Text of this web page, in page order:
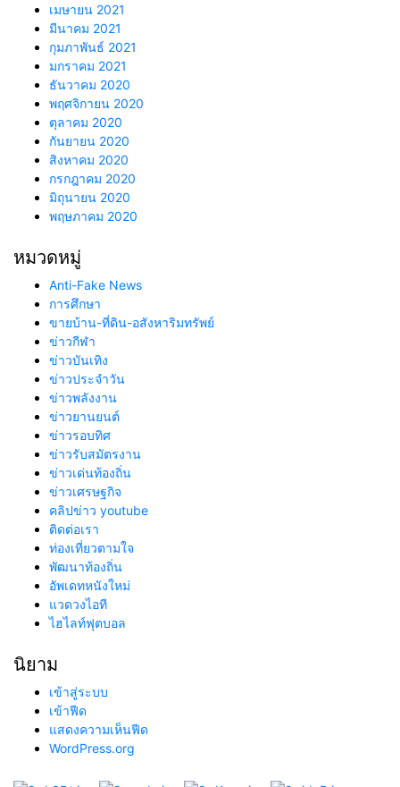
เมษายน 2021
มีนาคม 2021
กุมภาพันธ์ 2021
มกราคม 2021
ธันวาคม 2020
พฤศจิกายน 2020
ตุลาคม 2020
กันยายน 2020
สิงหาคม 2020
กรกฎาคม 2020
มิถุนายน 2020
พฤษภาคม 2020
หมวดหมู่
Anti-Fake News
การศึกษา
ขายบ้าน-ที่ดิน-อสังหาริมทรัพย์
ข่าวกีฬา
ข่าวบันเทิง
ข่าวประจำวัน
ข่าวพลังงาน
ข่าวยานยนต์
ข่าวรอบทิศ
ข่าวรับสมัตรงาน
ข่าวเด่นท้องถิ่น
ข่าวเศรษฐกิจ
คลิปข่าว youtube
ติดต่อเรา
ท่องเที่ยวตามใจ
พัฒนาท้องถิ่น
อัพเดทหนังใหม่
แวดวงไอที
ไฮไลท์ฟุตบอล
นิยาม
เข้าสู่ระบบ
เข้าฟีด
แสดงความเห็นฟีด
WordPress.org